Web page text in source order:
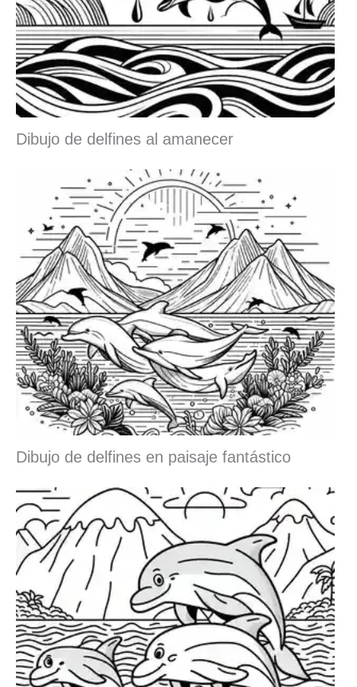
Dibujo de delfines al amanecer
Dibujo de delfines en paisaje fantástico